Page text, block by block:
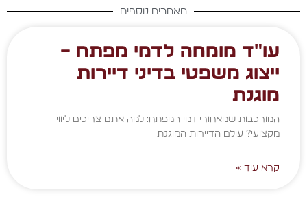
מאמרים נוספים
עו"ד מומחה לדמי מפתח –
ייצוג משפטי בדיני דיירות
מוגנת
המורכבות שמאחורי דמי המפתח: למה אתם צריכים ליווי
מקצועי? עולם הדיירות המוגנת
קרא עוד »